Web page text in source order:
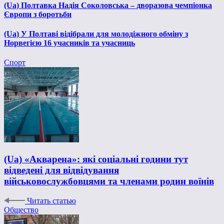
(Ua) Полтавка Надія Соколовська – дворазова чемпіонка
Європи з боротьби
(Ua) У Полтаві відібрали для молодіжного обміну з
Норвегією 16 учасників та учасниць
Спорт
(Ua) «Акварена»: які соціальні години тут
відведені для відвідування
військовослужбовцями та членами родин воїнів
Читать статью
Общество